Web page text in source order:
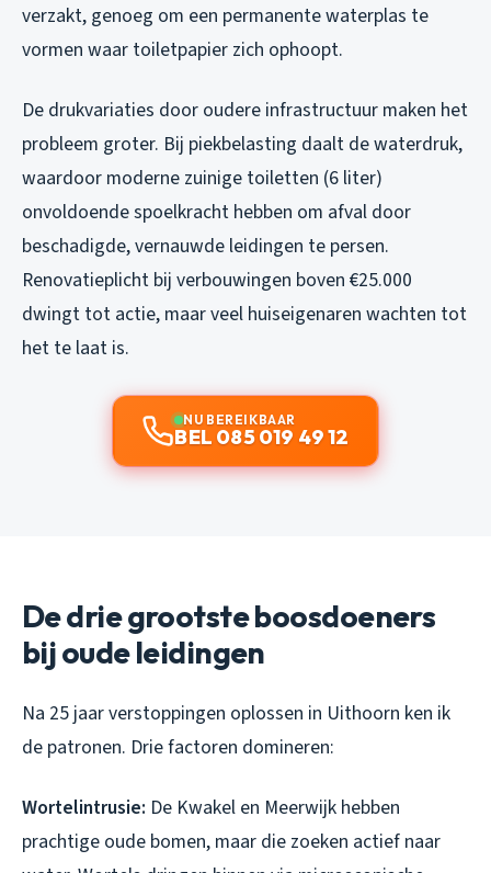
verzakt, genoeg om een permanente waterplas te
vormen waar toiletpapier zich ophoopt.
De drukvariaties door oudere infrastructuur maken het
probleem groter. Bij piekbelasting daalt de waterdruk,
waardoor moderne zuinige toiletten (6 liter)
onvoldoende spoelkracht hebben om afval door
beschadigde, vernauwde leidingen te persen.
Renovatieplicht bij verbouwingen boven €25.000
dwingt tot actie, maar veel huiseigenaren wachten tot
het te laat is.
NU BEREIKBAAR
BEL 085 019 49 12
De drie grootste boosdoeners
bij oude leidingen
Na 25 jaar verstoppingen oplossen in Uithoorn ken ik
de patronen. Drie factoren domineren:
Wortelintrusie: De Kwakel en Meerwijk hebben
prachtige oude bomen, maar die zoeken actief naar